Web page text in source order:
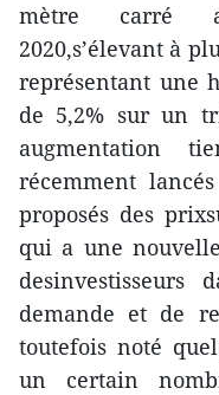
mètre carré
2020,s’élevant à
représentant une
de 5,2% sur un
augmentation
récemment
proposés des
qui a une
desinvestisseurs
demande et de
toutefois noté
un certain